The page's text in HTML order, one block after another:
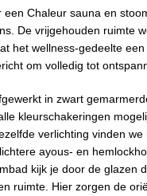
een Chaleur sauna en
De vrijgehouden ruimte
het wellness-gedeelte
om volledig tot
in zwart
kleurschakeringen
verlichting vinden
ayous- en
kijk je door de glazen
ruimte. Hier zorgen de